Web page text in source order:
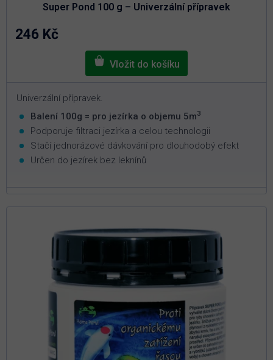
Super Pond 100 g – Univerzální přípravek
4,9
246 Kč
Univerzální přípravek.
Balení 100g = pro jezírka o objemu 5m3
Podporuje filtraci jezírka a celou technologii
Stačí jednorázové dávkování pro dlouhodobý efekt
Určen do jezírek bez leknínů